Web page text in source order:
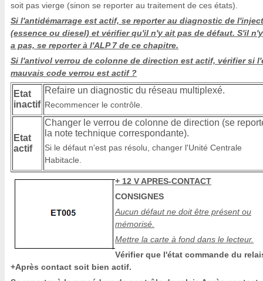
soit pas vierge (sinon se reporter au traitement de ces états).
Si l'antidémarrage est actif, se reporter au diagnostic de
(essence ou diesel) et vérifier qu'il n'y ait pas de défaut. S'il
a pas, se reporter à l'ALP 7 de ce chapitre.
Si l'antivol verrou de colonne de direction est actif, vérifier si
mauvais code verrou est actif ?
Etat
inactif
Refaire un diagnostic du réseau multiplexé.
Recommencer le contrôle.
Etat
actif
Changer le verrou de colonne de direction (se
la note technique correspondante).
Si le défaut n'est pas résolu, changer l'Unité Centrale
Habitacle.
+ 12 V APRES-CONTACT
CONSIGNES
Aucun défaut ne doit être présent ou
mémorisé.
Mettre la carte à fond dans le lecteur.
Vérifier que l'état commande du
+Après contact soit bien actif.